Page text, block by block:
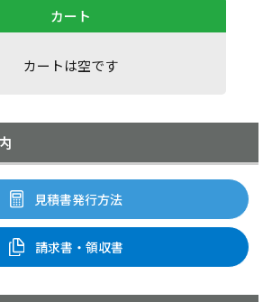
カート
カートは空です
見積書発行方法
請求書・領収書